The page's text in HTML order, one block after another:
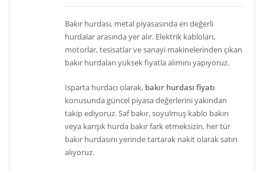
Bakır hurdası, metal piyasasında en değerli
hurdalar arasında yer alır. Elektrik kabloları,
motorlar, tesisatlar ve sanayi makinelerinden çıkan
bakır hurdaları yüksek fiyatla alımını yapıyoruz.
Isparta hurdacı olarak, bakır hurdası fiyatı
konusunda güncel piyasa değerlerini yakından
takip ediyoruz. Saf bakır, soyulmuş kablo bakırı
veya karışık hurda bakır fark etmeksizin, her tür
bakır hurdasını yerinde tartarak nakit olarak satın
alıyoruz.